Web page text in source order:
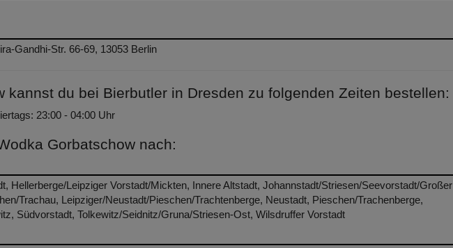
Gandhi-Str. 66-69, 13053 Berlin
kannst du bei Bierbutler in Dresden zu folgenden Zeiten bestellen:
23:00 - 04:00 Uhr
Gorbatschow nach:
Hellerberge/Leipziger Vorstadt/Mickten, Innere Altstadt, Johannstadt/Striesen/Seevorstadt/Großer
Trachau, Leipziger/Neustadt/Pieschen/Trachtenberge, Neustadt, Pieschen/Trachenberge,
Südvorstadt, Tolkewitz/Seidnitz/Gruna/Striesen-Ost, Wilsdruffer Vorstadt